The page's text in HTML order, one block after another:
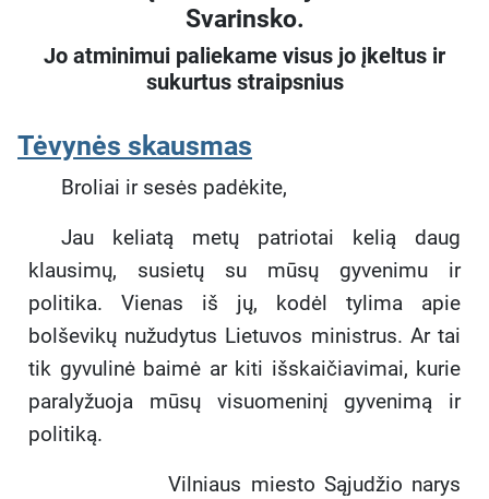
Svarinsko.
Jo atminimui paliekame visus jo įkeltus ir
sukurtus straipsnius
Tėvynės skausmas
Broliai ir sesės padėkite,
Jau keliatą metų patriotai kelią daug
klausimų, susietų su mūsų gyvenimu ir
politika. Vienas iš jų, kodėl tylima apie
bolševikų nužudytus Lietuvos ministrus. Ar tai
tik gyvulinė baimė ar kiti išskaičiavimai, kurie
paralyžuoja mūsų visuomeninį gyvenimą ir
politiką.
Vilniaus miesto Sąjudžio narys